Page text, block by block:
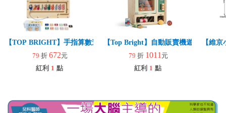
【TOP BRIGHT】手指算數遊戲組-加強版(趣味學數字/基礎數學啟蒙/
79 折 672元
紅利 1 點
【Top Bright】自動販賣機遊戲組(角
79 折 1011 元
紅利 1 點
【維